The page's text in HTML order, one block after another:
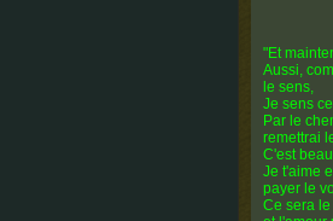
"Et
Aussi,
le sens,
Je sens
Par le
remettrai
C'est
Je t'aime
payer le
Ce sera